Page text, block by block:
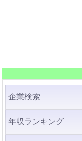
企業検索
年収ランキング